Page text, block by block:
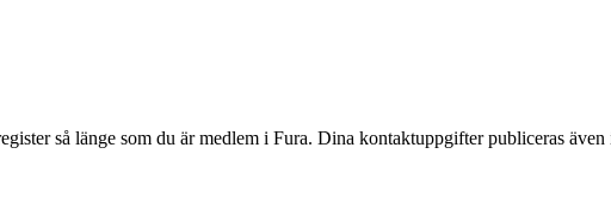
så länge som du är medlem i Fura. Dina kontaktuppgifter publiceras även